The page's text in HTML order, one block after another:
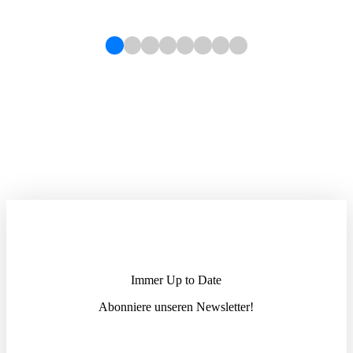
Immer Up to Date
Abonniere unseren News­letter!